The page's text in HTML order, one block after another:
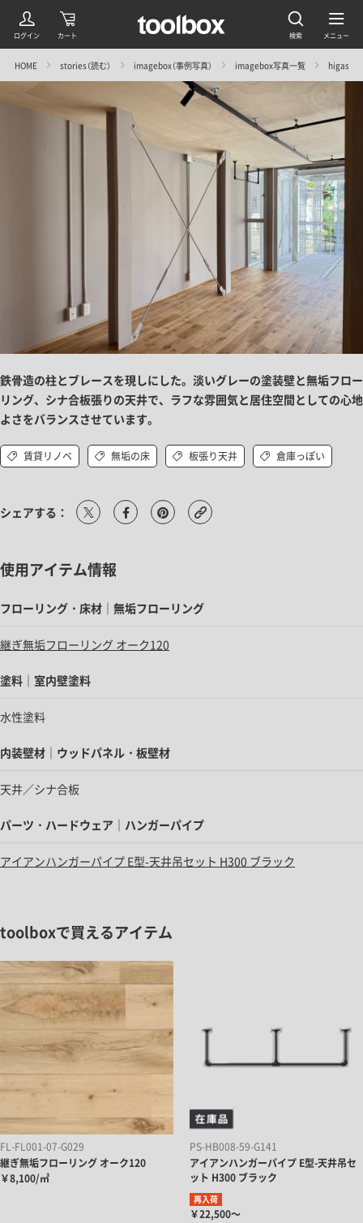
HOME stories（読む） imagebox（事例写真） imagebox写真一覧
鉄骨造の柱とブレースを現しにした。淡いグレーの塗装壁と無垢フロー
リング、シナ合板張りの天井で、ラフな雰囲気と居住空間としての心地
よさをバランスさせています。
賃貸リノベ 無垢の床 板張り天井 倉庫っぽい
シェアする：
使用アイテム情報
フローリング・床材｜無垢フローリング
継ぎ無垢フローリング オーク120
塗料｜室内壁塗料
水性塗料
内装壁材｜ウッドパネル・板壁材
天井／シナ合板
パーツ・ハードウェア｜ハンガーパイプ
アイアンハンガーパイプ E型-天井吊セット H300 ブラック
toolboxで買えるアイテム
FL-FL001-07-G029
継ぎ無垢フローリング オーク120
￥8,100/㎡
PS-HB008-59-G141
アイアンハンガーパイプ E型-天井吊セ
ット H300 ブラック
再入荷
￥22,500～